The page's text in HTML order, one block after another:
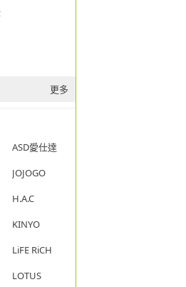
更多
ASD愛仕達
JOJOGO
H.A.C
KINYO
LiFE RiCH
LOTUS